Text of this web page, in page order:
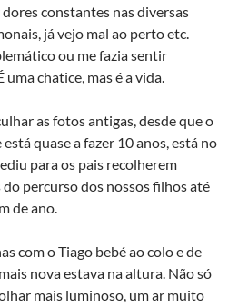
constantes nas diversas
já vejo mal ao perto etc.
ou me fazia sentir
chatice, mas é a vida.
as fotos antigas, desde que o
quase a fazer 10 anos, está no
para os pais recolherem
percurso dos nossos filhos até
de ano.
com o Tiago bebé ao colo e de
nova estava na altura. Não só
mais luminoso, um ar muito